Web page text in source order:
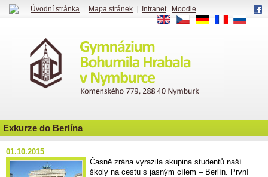
Exkurze do Berlína
01.10.2015
Časně zrána vyrazila skupina studentů naší
školy na cestu s jasným cílem – Berlín. První
Úvodní stránka Mapa stránek Intranet|
Moodle
EN
CS DE FR RU